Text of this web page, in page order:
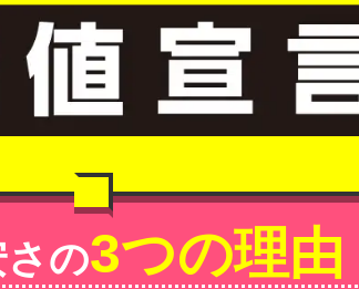
の3つの理由